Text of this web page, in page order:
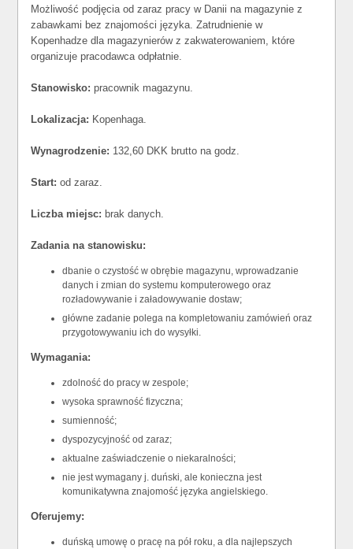
Możliwość podjęcia od zaraz pracy w Danii na magazynie z
zabawkami bez znajomości języka. Zatrudnienie w
Kopenhadze dla magazynierów z zakwaterowaniem, które
organizuje pracodawca odpłatnie.
Stanowisko: pracownik magazynu.
Lokalizacja: Kopenhaga.
Wynagrodzenie: 132,60 DKK brutto na godz.
Start: od zaraz.
Liczba miejsc: brak danych.
Zadania na stanowisku:
dbanie o czystość w obrębie magazynu, wprowadzanie
danych i zmian do systemu komputerowego oraz
rozładowywanie i załadowywanie dostaw;
główne zadanie polega na kompletowaniu zamówień oraz
przygotowywaniu ich do wysyłki.
Wymagania:
zdolność do pracy w zespole;
wysoka sprawność fizyczna;
sumienność;
dyspozycyjność od zaraz;
aktualne zaświadczenie o niekaralności;
nie jest wymagany j. duński, ale konieczna jest
komunikatywna znajomość języka angielskiego.
Oferujemy:
duńską umowę o pracę na pół roku, a dla najlepszych